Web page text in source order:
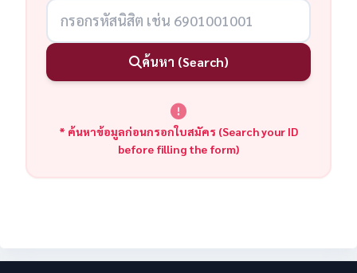
ค้นหา (Search)
* ค้นหาข้อมูลก่อนกรอกใบสมัคร (Search your ID
before filling the form)